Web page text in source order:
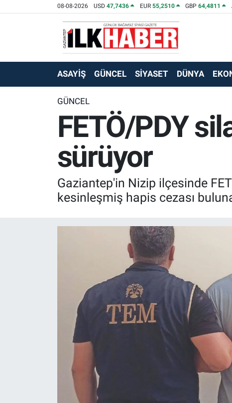
08-08-2026 USD47,7436 EUR 55,2510 GBP64,4811
ASAYİŞ GÜNCEL SİYASET DÜNYA
GÜNCEL
FETÖ/PDY
sürüyor
Gaziantep'in Nizip ilçesinde
kesinleşmiş hapis cezası
EKONOMİ
SİYASET
SAĞLIK
TEKNOLOJİ
Beyoğlu Hava Durumu
Beyoğlu Trafik Yoğunluk Haritası
Süper Lig Puan Durumu ve Fikstür
Tüm Manşetler
Son Dakika Haberleri
Haber Arşivi